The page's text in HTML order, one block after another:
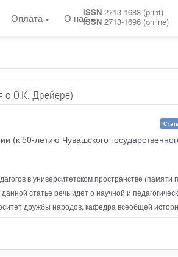
Оплата О насISSN 2713-1688 (print)
ISSN 2713-1696 (online)
о О.К. Дрейере)
(к 50-летию Чувашского
в университетском пространстве
данной статье речь идет о научной и
дружбы народов, кафедра всеобщей